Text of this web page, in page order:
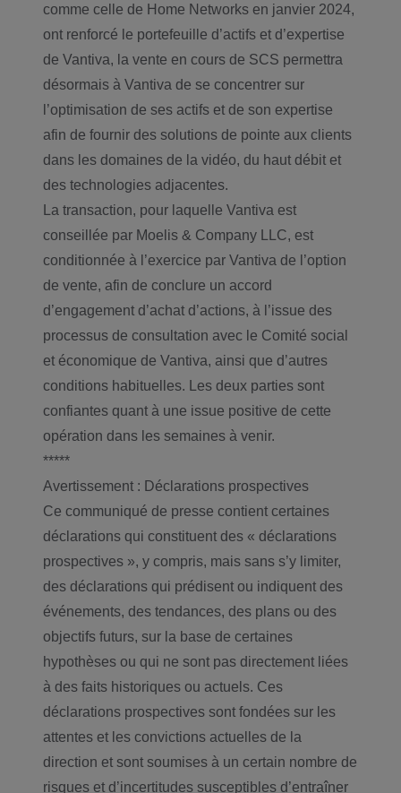
comme celle de Home Networks en janvier 2024,
ont renforcé le portefeuille d’actifs et d’expertise
de Vantiva, la vente en cours de SCS permettra
désormais à Vantiva de se concentrer sur
l’optimisation de ses actifs et de son expertise
afin de fournir des solutions de pointe aux clients
dans les domaines de la vidéo, du haut débit et
des technologies adjacentes.
La transaction, pour laquelle Vantiva est
conseillée par Moelis & Company LLC, est
conditionnée à l’exercice par Vantiva de l’option
de vente, afin de conclure un accord
d’engagement d’achat d’actions, à l’issue des
processus de consultation avec le Comité social
et économique de Vantiva, ainsi que d’autres
conditions habituelles. Les deux parties sont
confiantes quant à une issue positive de cette
opération dans les semaines à venir.
*****
Avertissement : Déclarations prospectives
Ce communiqué de presse contient certaines
déclarations qui constituent des « déclarations
prospectives », y compris, mais sans s’y limiter,
des déclarations qui prédisent ou indiquent des
événements, des tendances, des plans ou des
objectifs futurs, sur la base de certaines
hypothèses ou qui ne sont pas directement liées
à des faits historiques ou actuels. Ces
déclarations prospectives sont fondées sur les
attentes et les convictions actuelles de la
direction et sont soumises à un certain nombre de
risques et d’incertitudes susceptibles d’entraîner